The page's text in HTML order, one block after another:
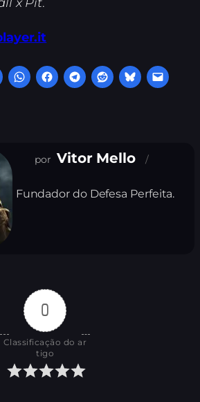
Vitor Mello
Fundador do Defesa Perfeita.
0
Classificação do ar
tigo